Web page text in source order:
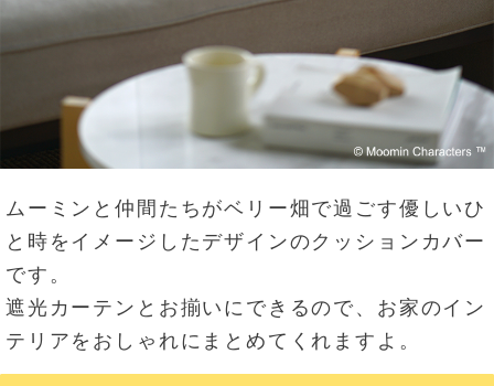
ムーミンと仲間たちがベリー畑で過ごす優しいひ
と時をイメージしたデザインのクッションカバー
です。
遮光カーテンとお揃いにできるので、お家のイン
テリアをおしゃれにまとめてくれますよ。